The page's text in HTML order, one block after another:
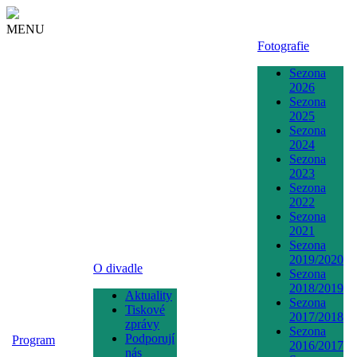
MENU
Program
O divadle
Aktuality
Tiskové
zprávy
Podporují
nás
Fotografie
Sezona
2026
Sezona
2025
Sezona
2024
Sezona
2023
Sezona
2022
Sezona
2021
Sezona
2019/2020
Sezona
2018/2019
Sezona
2017/2018
Sezona
2016/2017